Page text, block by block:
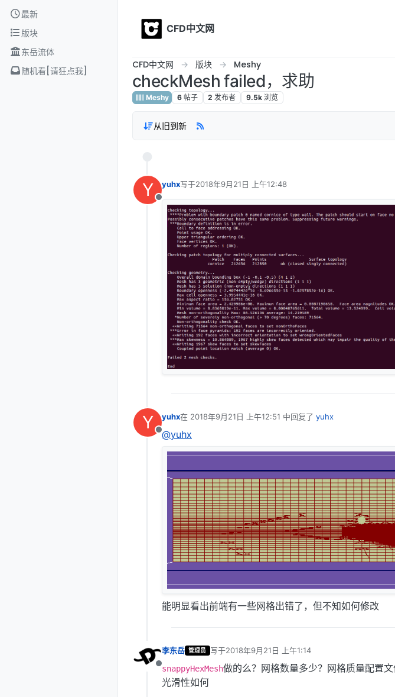
Skip to content
最新
版块
东岳流体
随机看[请狂点我]
CFD中文网
CFD中文网 版块 Meshy
checkMesh failed，求助
Meshy 6 帖子 2 发布者 9.5k 浏览
从旧到新
Y
离线
yuhx写于2018年9月21日 上午12:48
最后由 编辑
Y
离线
yuhx在 2018年9月21日 上午12:51 中回复了 yuhx
最后由 编辑
@yuhx
能明显看出前端有一些网格出错了，但不知如何修改
离线
李东岳 管理员 写于2018年9月21日 上午1:14
最后由 编辑
snappyHexMesh做的么？网格数量多少？网格质量配置
光滑性如何